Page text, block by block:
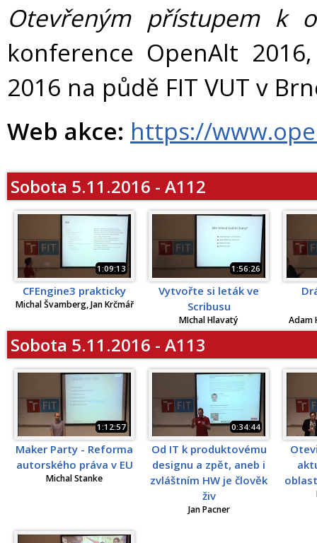
Otevřeným přístupem k
konference OpenAlt
2016 na půdě FIT VUT v
Web akce: https://
Sobota 5.11.2016 - A112
1:09:13
CFEngine3 prakticky
Michal Švamberg, Jan Krčmář
1:56:26
Vytvořte si leták ve
Scribusu
MIchal Hlavatý Adam
Sobota 5.11.2016 - A113
1:12:57
Maker Party - Reforma
autorského práva v EU
Michal Stanke
0:34:44
Od IT k produktovému
designu a zpět, aneb i
zvláštním HW je člověk
živ
Jan Pacner